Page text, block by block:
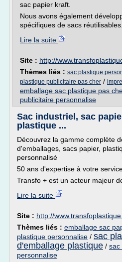
sac papier kraft.
Nous avons également
spécifiques de sacs
Lire la suite
Site : http://
Thèmes liés : sac plastique
plastique publicitaire pas cher /
emballage sac plastique pas
publicitaire personnalise
Sac industriel, sac
plastique ...
Découvrez la gamme complète
d'emballages, sacs papier,
personnalisé
50 ans d'expertise à votre
Transfo + est un acteur majeur
Lire la suite
Site : http://
Thèmes liés : emballage sac
plastique personnalise / sac
d'emballage plastique / sac
personnalise